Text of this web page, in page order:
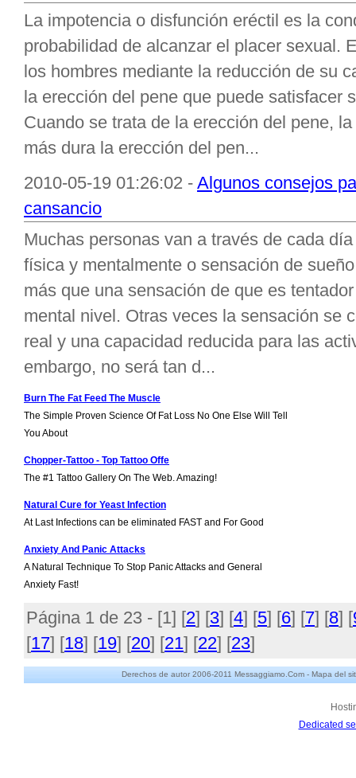
La impotencia o disfunción eréctil es la
probabilidad de alcanzar el placer sexual.
los hombres mediante la reducción de su
la erección del pene que puede satisfacer
Cuando se trata de la erección del pene,
más dura la erección del pen...
2010-05-19 01:26:02 - Algunos consejos
cansancio
Muchas personas van a través de cada
física y mentalmente o sensación de
más que una sensación de que es
mental nivel. Otras veces la sensación se
real y una capacidad reducida para las
embargo, no será tan d...
Burn The Fat Feed The Muscle
The Simple Proven Science Of Fat Loss No One Else Will Tell
You About
Chopper-Tattoo - Top Tattoo Offe
The #1 Tattoo Gallery On The Web. Amazing!
Natural Cure for Yeast Infection
At Last Infections can be eliminated FAST and For Good
Anxiety And Panic Attacks
A Natural Technique To Stop Panic Attacks and General
Anxiety Fast!
Página 1 de 23 - [1] [2] [3] [4] [5] [6] [7] [8] [
[17] [18] [19] [20] [21] [22] [23]
Derechos de autor 2006-2011 Messaggiamo.Com - Mapa del
Dedicated